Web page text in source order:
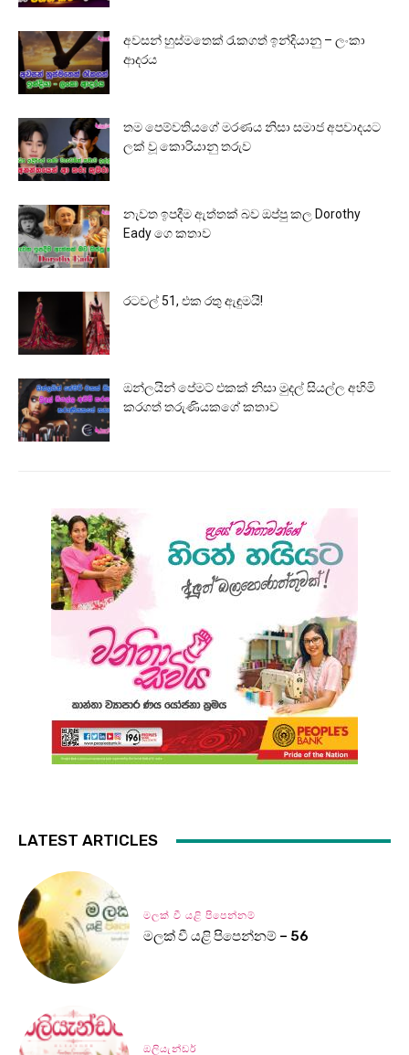
අවසන් හුස්මතෙක් රැකගත් ඉන්දියානු – ලංකා
ආදරය
තම පෙම්වතියගේ මරණය නිසා සමාජ අපවාදයට
ලක් වූ කොරියානු තරුව
නැවත ඉපදීම ඇත්තක් බව ඔප්පු කල Dorothy
Eady ගෙ කතාව
රටවල් 51, එක රතු ඇඳුමයි!
ඔන්ලයින් පේමට් එකක් නිසා මුදල් සියල්ල අහිමි
කරගත් තරුණියකගේ කතාව
LATEST ARTICLES
මලක් වී යළි පිපෙන්නම්
මලක් වී යළි පිපෙන්නම් – 56
ඔලියැන්ඩර්